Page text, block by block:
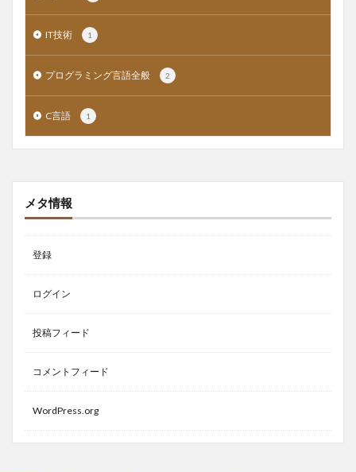
IT技術 1
プログラミング言語全般 2
C言語 1
メタ情報
登録
ログイン
投稿フィード
コメントフィード
WordPress.org